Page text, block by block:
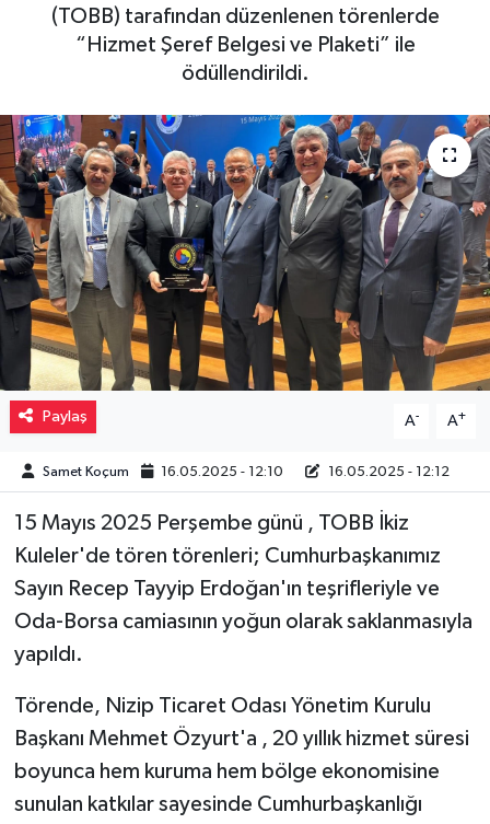
(TOBB) tarafından düzenlenen törenlerde
“Hizmet Şeref Belgesi ve Plaketi” ile
ödüllendirildi.
Paylaş A- A+
Samet Koçum 16.05.2025 - 12:10 16.05.2025 - 12:12
15 Mayıs 2025 Perşembe günü , TOBB İkiz
Kuleler'de tören törenleri; Cumhurbaşkanımız
Sayın Recep Tayyip Erdoğan'ın teşrifleriyle ve
Oda-Borsa camiasının yoğun olarak saklanmasıyla
yapıldı.
Törende, Nizip Ticaret Odası Yönetim Kurulu
Başkanı Mehmet Özyurt'a , 20 yıllık hizmet süresi
boyunca hem kuruma hem bölge ekonomisine
sunulan katkılar sayesinde Cumhurbaşkanlığı
Kültür Sanat
Müzik
Piyasa
Resmi İlanlar
Sağlık
Sinemalar
Siyaset
Spor
Teknoloji
Türkiye
Yeme-İçme
Yemek